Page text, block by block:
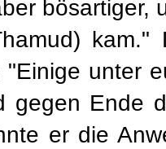
bösartiger,
"Einige unter
gegen Ende
er die